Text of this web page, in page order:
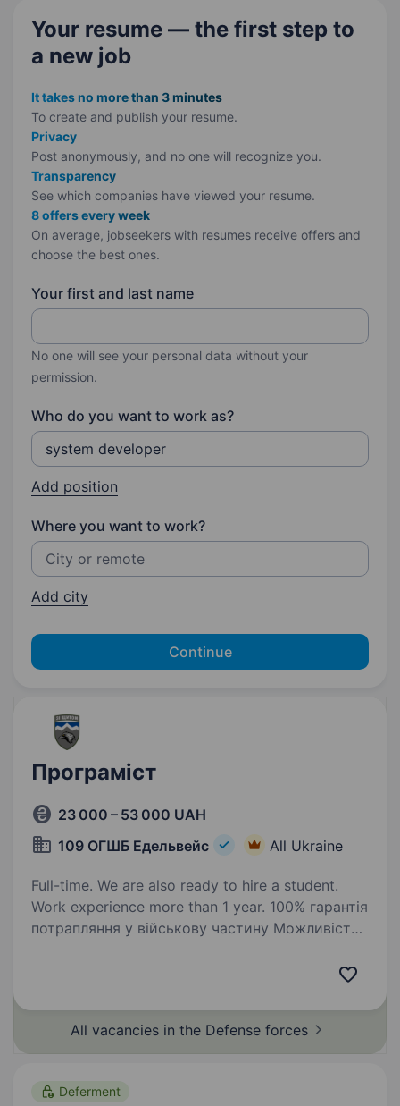
Your resume — the first step to
a new job
It takes no more than 3 minutes
To create and publish your resume.
Privacy
Post anonymously, and no one will recognize you.
Transparency
See which companies have viewed your resume.
8 offers every week
On average, jobseekers with resumes receive offers and
choose the best ones.
Your first and last name
No one will see your personal data without your
permission.
Who do you want to work as?
Add position
Where you want to work?
Add city
Continue
Програміст
23 000 – 53 000 UAH
109 ОГШБ Едельвейс
All Ukraine
Full-time. We are also ready to hire a student.
Work experience more than 1 year. 100% гарантія
потрапляння у військову частину Можливість
підтримувати програмне забезпечення
на основі…
All vacancies in the Defense forces
Deferment